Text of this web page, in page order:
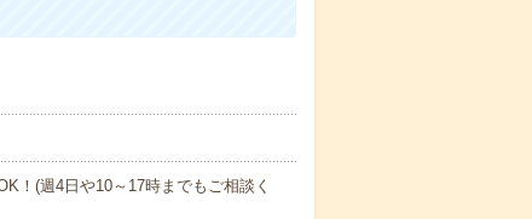
(週4日や10～17時までもご相談く